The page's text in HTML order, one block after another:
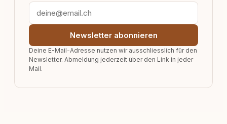
Newsletter abonnieren
Deine E-Mail-Adresse nutzen wir ausschliesslich für den
Newsletter. Abmeldung jederzeit über den Link in jeder
Mail.